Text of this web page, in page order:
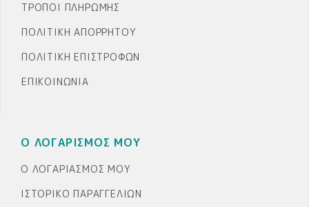
ΤΡΌΠΟΙ ΠΛΗΡΩΜΉΣ
ΠΟΛΙΤΙΚΉ ΑΠΟΡΡΉΤΟΥ
ΠΟΛΙΤΙΚΉ ΕΠΙΣΤΡΟΦΏΝ
ΕΠΙΚΟΙΝΩΝΊΑ
Ο ΛΟΓΑΡΙΣΜΟΣ ΜΟΥ
Ο ΛΟΓΑΡΙΑΣΜΌΣ ΜΟΥ
ΙΣΤΟΡΙΚΌ ΠΑΡΑΓΓΕΛΙΏΝ